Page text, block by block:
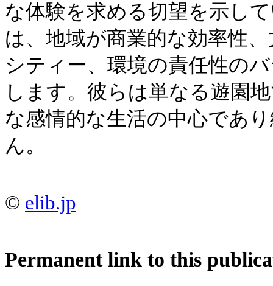
な体験を求める切望を示し
は、地域が商業的な効率性
シティー、環境の責任性の
します。彼らは単なる遊園
な感情的な生活の中心であ
ん。
© elib.jp
Permanent link to this